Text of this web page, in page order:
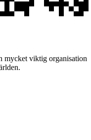
mycket viktig organisation